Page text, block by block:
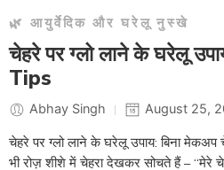
🌿 आयुर्वेदिक और घरेलू नुस्खे
चेहरे पर ग्लो लाने के घरेलू
Tips
Abhay Singh August 25,
चेहरे पर ग्लो लाने के घरेलू उपाय: बिना मेकअप
भी रोज़ शीशे में चेहरा देखकर सोचते हैं – “मेरे